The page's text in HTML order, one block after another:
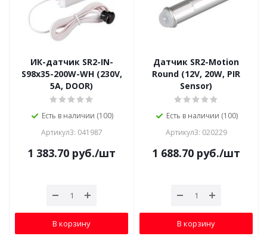
ИК-датчик SR2-IN-
S98x35-200W-WH (230V,
5A, DOOR)
Есть в наличии (100)
Артикул3: 041987
1 383.70 руб./шт
В корзину
Датчик SR2-Motion
Round (12V, 20W, PIR
Sensor)
Есть в наличии (100)
Артикул3: 020229
1 688.70 руб./шт
В корзину